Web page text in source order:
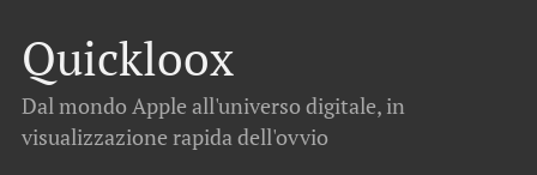
Quickloox
Dal mondo Apple all'universo digitale, in
visualizzazione rapida dell'ovvio